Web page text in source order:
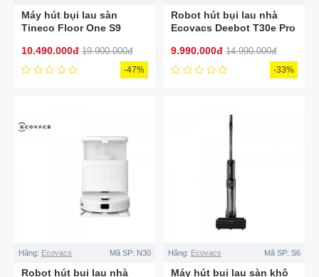
Máy hút bụi lau sàn
Tineco Floor One S9
10.490.000đ 19.900.000đ
-47%
Robot hút bụi lau nhà
Ecovacs Deebot T30e Pro
9.990.000đ 14.990.000đ
-33%
Hãng: Ecovacs Mã SP: N30
Robot hút bụi lau nhà
Hãng: Ecovacs Mã SP: S6
Máy hút bụi lau sàn khô